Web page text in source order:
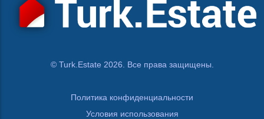
© Turk.Estate 2026. Все права защищены.
Политика конфиденциальности
Условия использования